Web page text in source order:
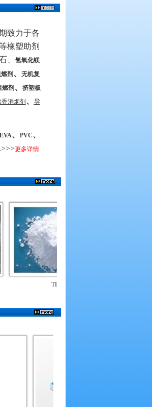
致力于各
橡塑助剂
、
氢氧化镁
剂、
无机复
燃剂、
挤塑板
香消烟剂、
导
EVA、 PVC、
更多详情